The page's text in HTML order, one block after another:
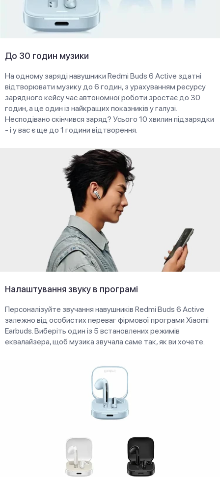
До 30 годин музики
На одному заряді навушники Redmi Buds 6 Active здатні
відтворювати музику до 6 годин, з урахуванням ресурсу
зарядного кейсу час автономної роботи зростає до 30
годин, а це один із найкращих показників у галузі.
Несподівано скінчився заряд? Усього 10 хвилин підзарядки
- і у вас є ще до 1 години відтворення.
Налаштування звуку в програмі
Персоналізуйте звучання навушників Redmi Buds 6 Active
залежно від особистих переваг фірмової програми Xiaomi
Earbuds. Виберіть один із 5 встановлених режимів
еквалайзера, щоб музика звучала саме так, як ви хочете.